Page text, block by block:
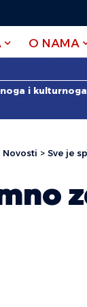
O NAMA
i
Novosti > Sve je